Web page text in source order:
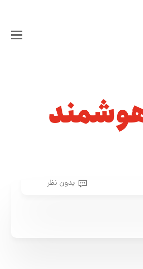
بدون نظر